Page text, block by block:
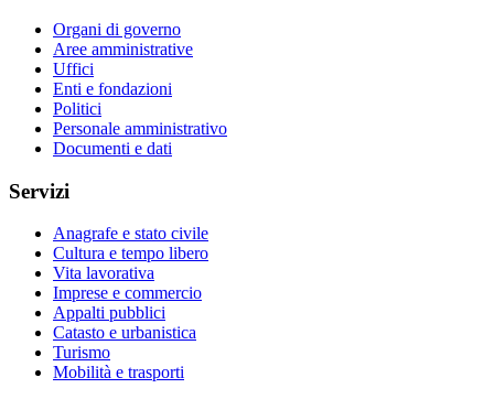
Organi di governo
Aree amministrative
Uffici
Enti e fondazioni
Politici
Personale amministrativo
Documenti e dati
Servizi
Anagrafe e stato civile
Cultura e tempo libero
Vita lavorativa
Imprese e commercio
Appalti pubblici
Catasto e urbanistica
Turismo
Mobilità e trasporti